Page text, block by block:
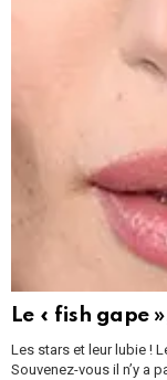
Le « fish gape
Les stars et leur lubie !
Souvenez-vous il n’y a